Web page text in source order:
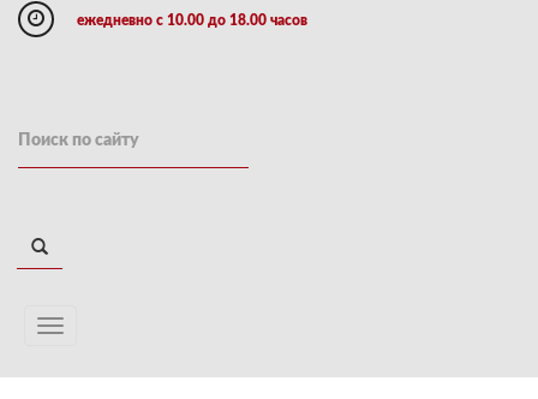
ежедневно с 10.00 до 18.00 часов